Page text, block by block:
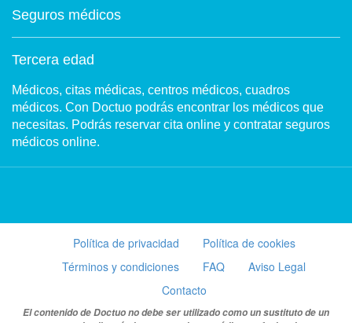
Seguros médicos
Tercera edad
Médicos, citas médicas, centros médicos, cuadros
médicos. Con Doctuo podrás encontrar los médicos que
necesitas. Podrás reservar cita online y contratar seguros
médicos online.
Política de privacidad
Política de cookies
Términos y condiciones
FAQ
Aviso Legal
Contacto
El contenido de Doctuo no debe ser utilizado como un sustituto de un